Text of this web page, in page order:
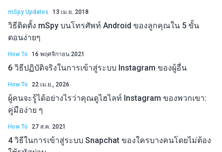
mSpy Updates 13 เม.ย. 2018
วิธีติดตั้ง mSpy บนโทรศัพท์ Android ของลูกคุณใน 5 ขั้น
ตอนง่ายๆ
How To 16 พฤศจิกายน 2021
6 วิธีปฏิบัติจริงในการเข้าสู่ระบบ Instagram ของผู้อื่น
How To 22 เม.ย., 2026
ผู้คนจะรู้ได้อย่างไรว่าคุณดูไฮไลท์ Instagram ของพวกเขา:
คู่มือง่าย ๆ
How To 27 ส.ค. 2021
4 วิธีในการเข้าสู่ระบบ Snapchat ของใครบางคนโดยไม่ต้อง